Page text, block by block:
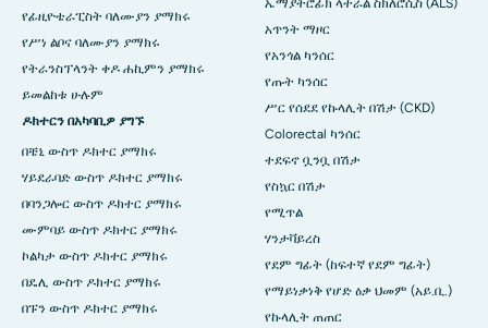
የፊዚዮቴራፒስት ባለሙያን ያማክሩ
የሥነ ልቦና ባለሙያን ያማክሩ
የትራንስፕላንት ቀዶ ሐኪምን ያማክሩ
ይመልከቱ ሁሉም
ዶክተርን በአካባቢዎ ያግኙ
በቼኒ ውስጥ ዶክተር ያማክሩ
ሃይደራባድ ውስጥ ዶክተር ያማክሩ
በባንጋሎር ውስጥ ዶክተር ያማክሩ
ሙምባይ ውስጥ ዶክተር ያማክሩ
ኮልካታ ውስጥ ዶክተር ያማክሩ
በዴሊ ውስጥ ዶክተር ያማክሩ
በፑን ውስጥ ዶክተር ያማክሩ
አጥንት ማዞር
የአንጎል ካንሰር
የጡት ካንሰር
ሥር የሰደደ የኩላሊት በሽታ (CKD)
Colorectal ካንሰር
ተደፍኖ ቧንቧ በሽታ
የስኳር በሽታ
የሚጥል
ሃንታቫይረስ
የደም ግፊት (ከፍተኛ የደም ግፊት)
የማይነቃነቅ የሆድ ዕቃ ህመም (አይ.ቢ.)
የኩላሊት ጠጠር